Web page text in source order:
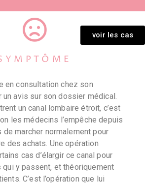
voir les cas
en consultation chez son
un avis sur son dossier médical.
un canal lombaire étroit, c’est
les médecins l’empêche depuis
marcher normalement pour
des achats. Une opération
cas d’élargir ce canal pour
y passent, et théoriquement
C’est l’opération que lui